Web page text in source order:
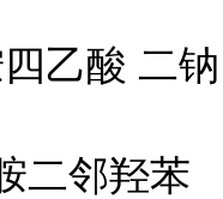
乙酸 二钠
二邻羟苯